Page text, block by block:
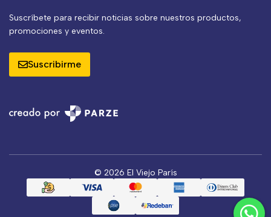
Suscríbete para recibir noticias sobre nuestros productos,
promociones y eventos.
Suscribirme
© 2026 El Viejo París